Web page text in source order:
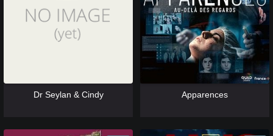
Dr Seylan & Cindy Apparences